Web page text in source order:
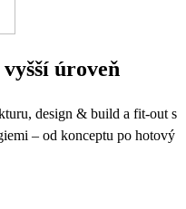
úroveň
design & build a fit-out s
– od konceptu po hotový